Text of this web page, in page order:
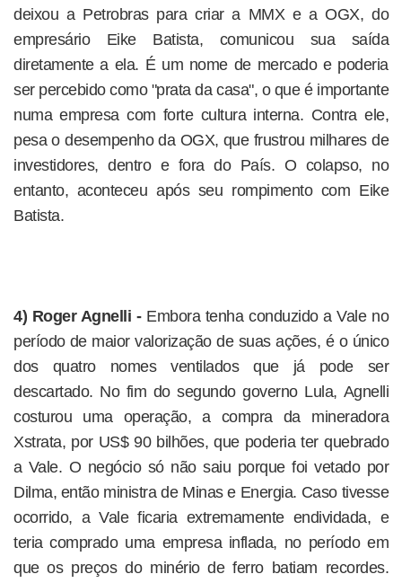
deixou a Petrobras para criar a MMX e a OGX, do
empresário Eike Batista, comunicou sua saída
diretamente a ela. É um nome de mercado e poderia
ser percebido como "prata da casa", o que é importante
numa empresa com forte cultura interna. Contra ele,
pesa o desempenho da OGX, que frustrou milhares de
investidores, dentro e fora do País. O colapso, no
entanto, aconteceu após seu rompimento com Eike
Batista.
4) Roger Agnelli - Embora tenha conduzido a Vale no
período de maior valorização de suas ações, é o único
dos quatro nomes ventilados que já pode ser
descartado. No fim do segundo governo Lula, Agnelli
costurou uma operação, a compra da mineradora
Xstrata, por US$ 90 bilhões, que poderia ter quebrado
a Vale. O negócio só não saiu porque foi vetado por
Dilma, então ministra de Minas e Energia. Caso tivesse
ocorrido, a Vale ficaria extremamente endividada, e
teria comprado uma empresa inflada, no período em
que os preços do minério de ferro batiam recordes.